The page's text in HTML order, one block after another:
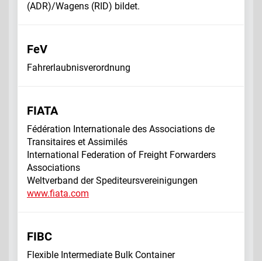
(ADR)/Wagens (RID) bildet.
FeV
Fahrerlaubnisverordnung
FIATA
Fédération Internationale des Associations de
Transitaires et Assimilés
International Federation of Freight Forwarders
Associations
Weltverband der Spediteursvereinigungen
www.fiata.com
FIBC
Flexible Intermediate Bulk Container